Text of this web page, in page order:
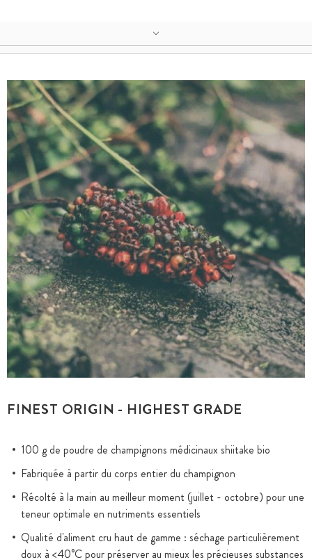
FINEST ORIGIN - HIGHEST GRADE
100 g de poudre de champignons médicinaux shiitake bio
Fabriquée à partir du corps entier du champignon
Récolté à la main au meilleur moment (juillet - octobre) pour une
teneur optimale en nutriments essentiels
Qualité d'aliment cru haut de gamme : séchage particulièrement
doux à <40°C pour préserver au mieux les précieuses substances